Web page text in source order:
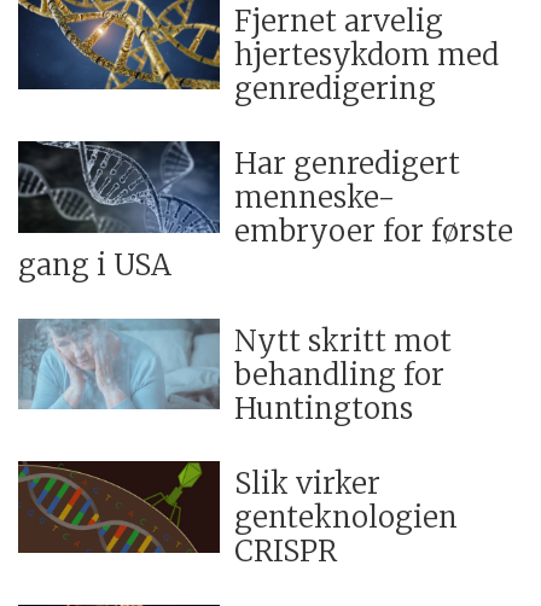
Fjernet arvelig
hjertesykdom med
genredigering
Har genredigert
menneske-
embryoer for første
gang i USA
Nytt skritt mot
behandling for
Huntingtons
Slik virker
genteknologien
CRISPR